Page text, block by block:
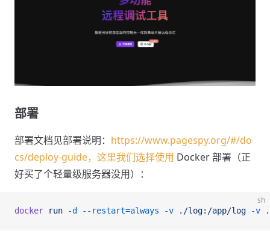
部署
部署文档见部署说明： https://www.pagespy.org/#/do
cs/deploy-guide，这里我们选择使用 Docker 部署（正
好买了个轻量级服务器没用）：
sh
docker run -d --restart=always -v ./log:/app/log -v